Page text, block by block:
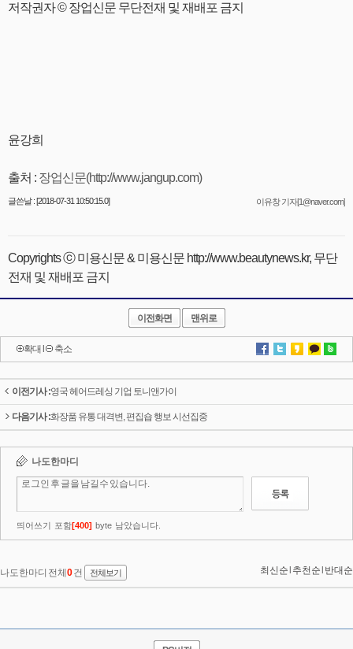
저작권자 © 장업신문 무단전재 및 재배포 금지
윤강희
출처 : 장업신문(http://www.jangup.com)
글쓴날 : [2018-07-31 10:50:15.0] 이유창 기자[1@naver.com]
Copyrights ⓒ 미용신문 & 미용신문 http://www.beautynews.kr, 무단
전재 및 재배포 금지
이전화면 맨위로
확대 축소
이전기사 :영국 헤어드레싱 기업 토니앤가이
다음기사 :화장품 유통 대격변, 편집숍 행보 시선집중